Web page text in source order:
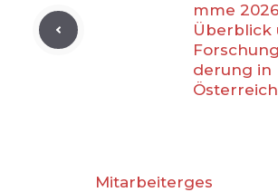
mme
Überblick
derung in
Österreich
Mitarbeiterges